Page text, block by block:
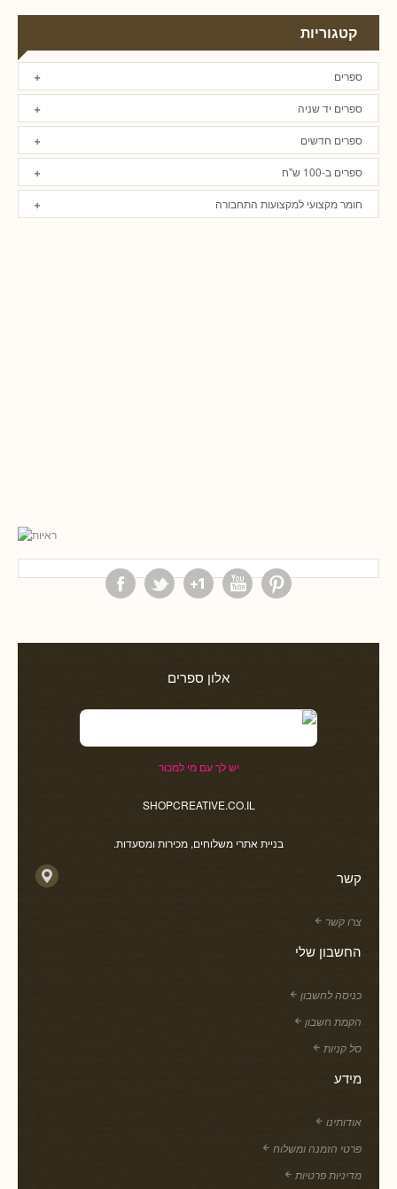
קטגוריות
ספרים
ספרים יד שניה
ספרים חדשים
ספרים ב-100 ש"ח
חומר מקצועי למקצועות התחבורה
אלון ספרים
יש לך עם מי למכור
SHOPCREATIVE.CO.IL
בניית אתרי משלוחים, מכירות ומסעדות.
קשר
צרו קשר
החשבון שלי
כניסה לחשבון
הקמת חשבון
סל קניות
מידע
אודותינו
פרטי הזמנה ומשלוח
מדיניות פרטיות